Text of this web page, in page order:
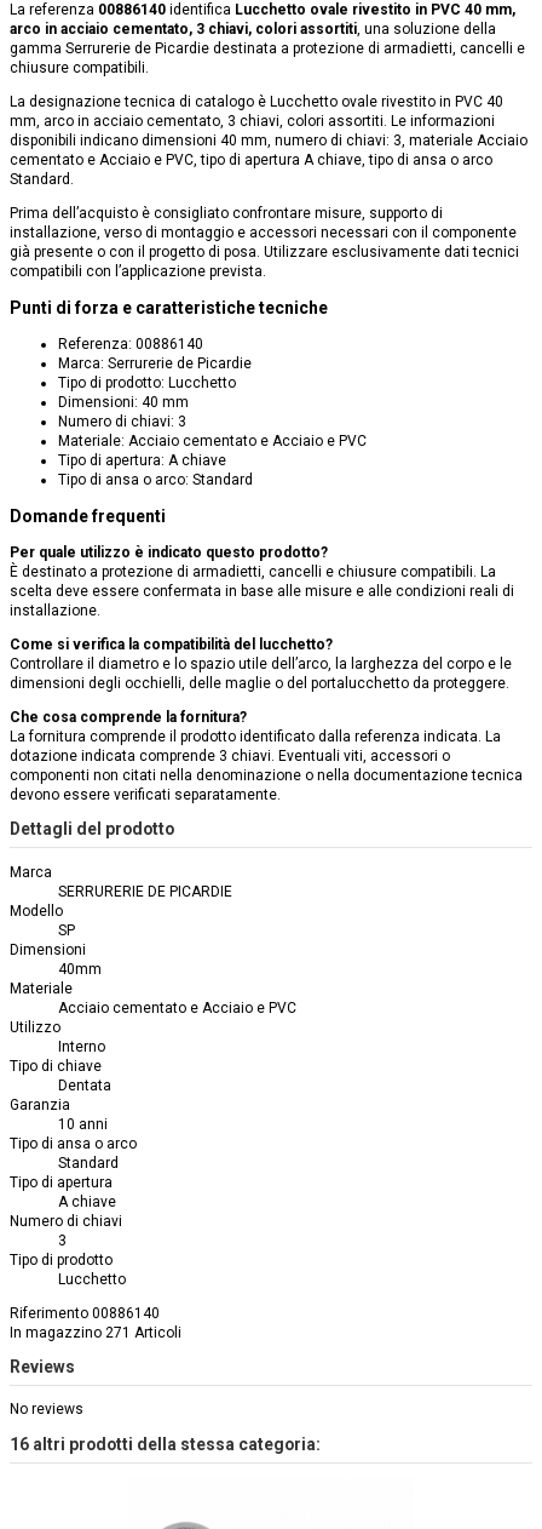
La referenza 00886140 identifica Lucchetto ovale rivestito in PVC 40 mm,
arco in acciaio cementato, 3 chiavi, colori assortiti, una soluzione della
gamma Serrurerie de Picardie destinata a protezione di armadietti, cancelli e
chiusure compatibili.
La designazione tecnica di catalogo è Lucchetto ovale rivestito in PVC 40
mm, arco in acciaio cementato, 3 chiavi, colori assortiti. Le informazioni
disponibili indicano dimensioni 40 mm, numero di chiavi: 3, materiale Acciaio
cementato e Acciaio e PVC, tipo di apertura A chiave, tipo di ansa o arco
Standard.
Prima dell’acquisto è consigliato confrontare misure, supporto di
installazione, verso di montaggio e accessori necessari con il componente
già presente o con il progetto di posa. Utilizzare esclusivamente dati tecnici
compatibili con l’applicazione prevista.
Punti di forza e caratteristiche tecniche
Referenza: 00886140
Marca: Serrurerie de Picardie
Tipo di prodotto: Lucchetto
Dimensioni: 40 mm
Numero di chiavi: 3
Materiale: Acciaio cementato e Acciaio e PVC
Tipo di apertura: A chiave
Tipo di ansa o arco: Standard
Domande frequenti
Per quale utilizzo è indicato questo prodotto?
È destinato a protezione di armadietti, cancelli e chiusure compatibili. La
scelta deve essere confermata in base alle misure e alle condizioni reali di
installazione.
Come si verifica la compatibilità del lucchetto?
Controllare il diametro e lo spazio utile dell’arco, la larghezza del corpo e le
dimensioni degli occhielli, delle maglie o del portalucchetto da proteggere.
Che cosa comprende la fornitura?
La fornitura comprende il prodotto identificato dalla referenza indicata. La
dotazione indicata comprende 3 chiavi. Eventuali viti, accessori o
componenti non citati nella denominazione o nella documentazione tecnica
devono essere verificati separatamente.
Dettagli del prodotto
Marca
SERRURERIE DE PICARDIE
Modello
SP
Dimensioni
40mm
Materiale
Acciaio cementato e Acciaio e PVC
Utilizzo
Interno
Tipo di chiave
Dentata
Garanzia
10 anni
Tipo di ansa o arco
Standard
Tipo di apertura
A chiave
Numero di chiavi
3
Tipo di prodotto
Lucchetto
Riferimento 00886140
In magazzino 271 Articoli
Reviews
No reviews
16 altri prodotti della stessa categoria: